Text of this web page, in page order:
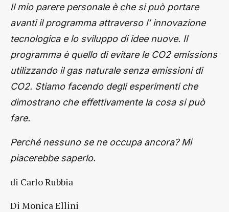
Il mio parere personale è che si può portare
avanti il programma attraverso l’ innovazione
tecnologica e lo sviluppo di idee nuove. Il
programma è quello di evitare le CO2 emissions
utilizzando il gas naturale senza emissioni di
CO2. Stiamo facendo degli esperimenti che
dimostrano che effettivamente la cosa si può
fare.
Perché nessuno se ne occupa ancora? Mi
piacerebbe saperlo.
di Carlo Rubbia
Di Monica Ellini